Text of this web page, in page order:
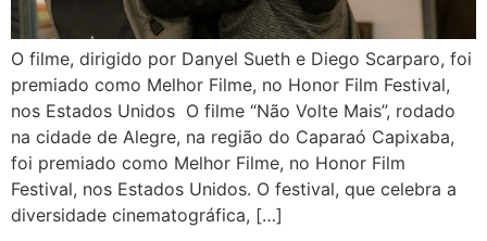
O filme, dirigido por Danyel Sueth e Diego Scarparo, foi
premiado como Melhor Filme, no Honor Film Festival,
nos Estados Unidos O filme “Não Volte Mais”, rodado
na cidade de Alegre, na região do Caparaó Capixaba,
foi premiado como Melhor Filme, no Honor Film
Festival, nos Estados Unidos. O festival, que celebra a
diversidade cinematográfica, […]